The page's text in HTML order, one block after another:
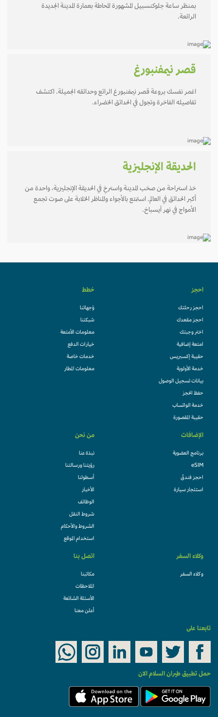
بمنظر ساعة جلوكنسبيل المشهورة المحاطة بعمارة المدينة الجديدة
الرائعة.
قصر نيمفنبورغ
اغمر نفسك بروعة قصر نيمفنبورغ الرائع وحدائقه الجميلة. اكتشف
تفاصيله الفاخرة وتجول في الحدائق الخضراء.
الحديقة الإنجليزية
خذ استراحة من صخب المدينة واسترخِ في الحديقة الإنجليزية، واحدة من
أكبر الحدائق في العالم. استمتع بالأجواء والمناظر الخلابة على صوت تجمع
الأمواج في نهر آيسباخ.
احجز
احجز رحلتك
احجز مقعدك
اختر وجبتك
امتعة إضافية
حقيبة إكسبريس
خدمة الأولوية
بيانات تسجيل الوصول
حفظ الحجز
خدمة الواتساب
حقيبة المقصورة
خطط
وُجهاتنا
شبكتنا
معلومات الأمتعة
خيارات الدفع
خدمات خاصة
معلومات المطار
الإضافات
برنامج العضوية
eSIM
احجز فندقً
استئجار سيارة
من نحن
نبذة عنا
رؤيتنا ورسالتنا
أسطولنا
الأخبار
الوظائف
شروط النقل
الشروط والأحكام
استخدام الموقع
وكلاء السفر
وكلاء السفر
اتصل بنا
مكاتبنا
الملاحظات
الأسئلة الشائعة
أعلن معنا
تابعنا على
حمل تطبيق طيران السلام الان